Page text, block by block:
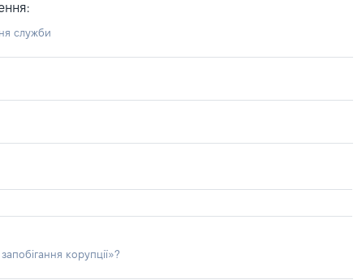
служби
корупції»?